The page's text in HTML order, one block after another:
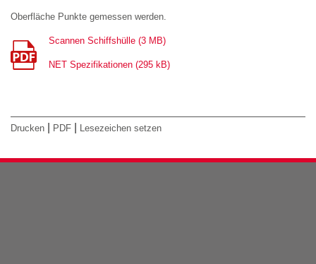
Oberfläche Punkte gemessen werden.
Scannen Schiffshülle (3 MB)
NET Spezifikationen (295 kB)
Drucken PDF Lesezeichen setzen